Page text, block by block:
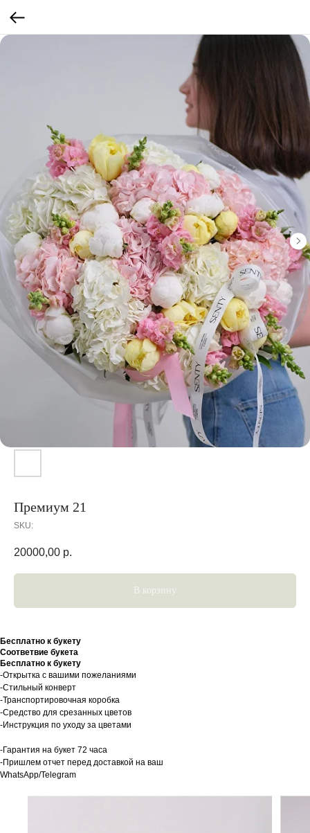
Премиум 21
SKU:
20000,00 р.
В корзину
Бесплатно к букету
Соответвие букета
Бесплатно к букету
-Открытка с вашими пожеланиями
-Стильный конверт
-Транспортировочная коробка
-Средство для срезанных цветов
-Инструкция по уходу за цветами
-Гарантия на букет 72 часа
-Пришлем отчет перед доставкой на ваш
WhatsApp/Telegram